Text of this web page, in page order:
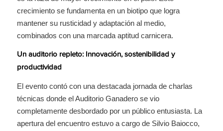
crecimiento se fundamenta en un biotipo que logra
mantener su rusticidad y adaptación al medio,
combinados con una marcada aptitud carnicera.
Un auditorio repleto: Innovación, sostenibilidad y
productividad
El evento contó con una destacada jornada de charlas
técnicas donde el Auditorio Ganadero se vio
completamente desbordado por un público entusiasta. La
apertura del encuentro estuvo a cargo de Silvio Baiocco,